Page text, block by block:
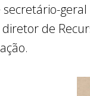
secretário-
diretor de